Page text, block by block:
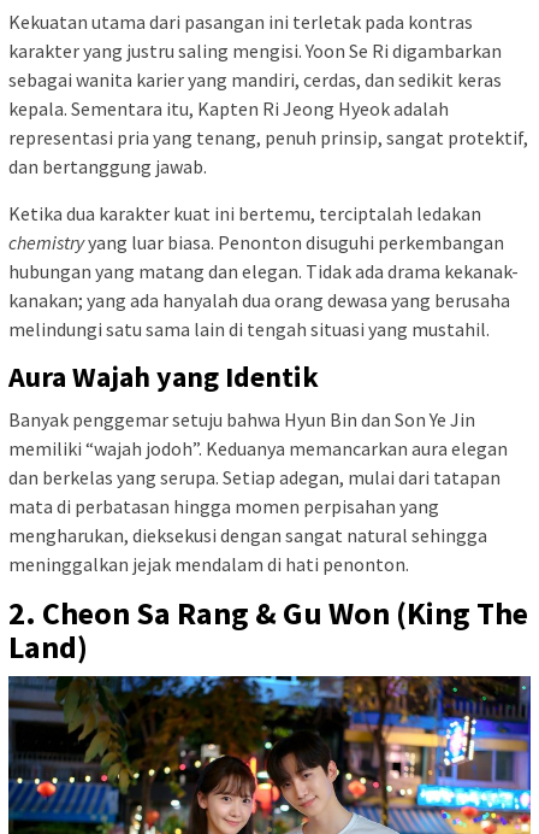
Kekuatan utama dari pasangan ini terletak pada kontras
karakter yang justru saling mengisi. Yoon Se Ri digambarkan
sebagai wanita karier yang mandiri, cerdas, dan sedikit keras
kepala. Sementara itu, Kapten Ri Jeong Hyeok adalah
representasi pria yang tenang, penuh prinsip, sangat protektif,
dan bertanggung jawab.
Ketika dua karakter kuat ini bertemu, terciptalah ledakan
chemistryyang luar biasa. Penonton disuguhi perkembangan
hubungan yang matang dan elegan. Tidak ada drama kekanak-
kanakan; yang ada hanyalah dua orang dewasa yang berusaha
melindungi satu sama lain di tengah situasi yang mustahil.
Aura Wajah yang Identik
Banyak penggemar setuju bahwa Hyun Bin dan Son Ye Jin
memiliki “wajah jodoh”. Keduanya memancarkan aura elegan
dan berkelas yang serupa. Setiap adegan, mulai dari tatapan
mata di perbatasan hingga momen perpisahan yang
mengharukan, dieksekusi dengan sangat natural sehingga
meninggalkan jejak mendalam di hati penonton.
2. Cheon Sa Rang & Gu Won (King The
Land)